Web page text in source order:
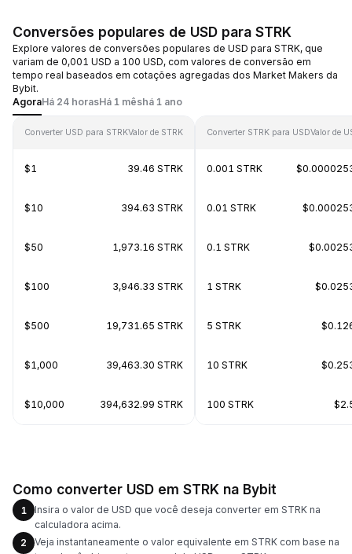
Conversões populares de USD para STRK
Explore valores de conversões populares de USD para STRK, que
variam de 0,001 USD a 100 USD, com valores de conversão em
tempo real baseados em cotações agregadas dos Market Makers da
Bybit.
AgoraHá 24 horasHá 1 mêshá 1 ano
Converter USD para STRKValor de STRK
$1 39.46 STRK
$10 394.63 STRK
$50 1,973.16 STRK
$100 3,946.33 STRK
$500 19,731.65 STRK
$1,000 39,463.30 STRK
$10,000 394,632.99 STRK
Converter STRK para USDValor de
0.001 STRK
0.01 STRK
0.1 STRK
1 STRK
5 STRK
10 STRK
100 STRK
Como converter USD em STRK na Bybit
1
Insira o valor de USD que você deseja converter em STRK na
calculadora acima.
2
Veja instantaneamente o valor equivalente em STRK com base na